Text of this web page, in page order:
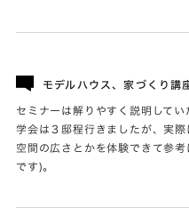
モデルハウス、家づくり講
セミナーは解りやすく説明して
学会は３邸程行きましたが、実
空間の広さとかを体験できて参
です)。